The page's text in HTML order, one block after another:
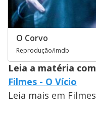
O Corvo
Reprodução/Imdb
Leia a matéria
Filmes - O Vício
Leia mais em